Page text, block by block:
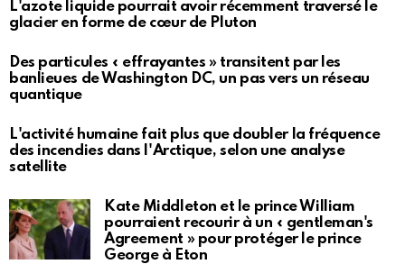
L'azote liquide pourrait avoir récemment traversé le
glacier en forme de cœur de Pluton
Des particules « effrayantes » transitent par les
banlieues de Washington DC, un pas vers un réseau
quantique
L'activité humaine fait plus que doubler la fréquence
des incendies dans l'Arctique, selon une analyse
satellite
Kate Middleton et le prince William
pourraient recourir à un « gentleman's
Agreement » pour protéger le prince
George à Eton